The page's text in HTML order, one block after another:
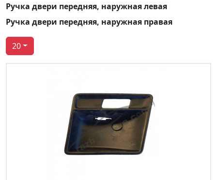
Ручка двери передняя, наружная левая
Ручка двери передняя, наружная правая
20